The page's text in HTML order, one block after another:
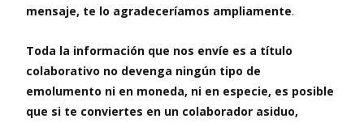
mensaje, te lo agradeceríamos ampliamente.
Toda la información que nos envíe es a título
colaborativo no devenga ningún tipo de
emolumento ni en moneda, ni en especie, es posible
que si te conviertes en un colaborador asiduo,